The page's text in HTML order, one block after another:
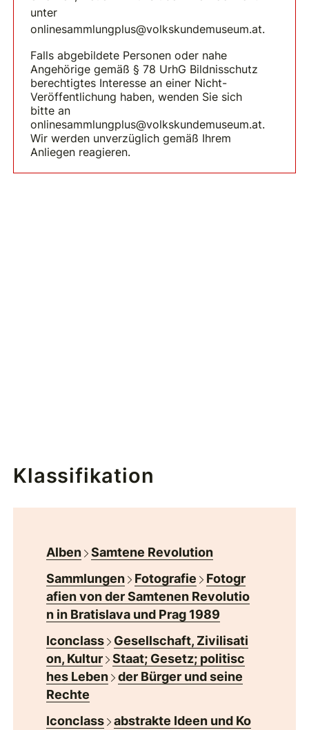
unter
onlinesammlungplus@volkskundemuseum.at.
Falls abgebildete Personen oder nahe
Angehörige gemäß § 78 UrhG Bildnisschutz
berechtigtes Interesse an einer Nicht-
Veröffentlichung haben, wenden Sie sich
bitte an
onlinesammlungplus@volkskundemuseum.at.
Wir werden unverzüglich gemäß Ihrem
Anliegen reagieren.
Klassifikation
Alben
Samtene Revolution
Sammlungen
Fotografie
Fotogr
afien von der Samtenen Revolutio
n in Bratislava und Prag 1989
Iconclass
Gesellschaft, Zivilisati
on, Kultur
Staat; Gesetz; politisc
hes Leben
der Bürger und seine
Rechte
Iconclass
abstrakte Ideen und Ko